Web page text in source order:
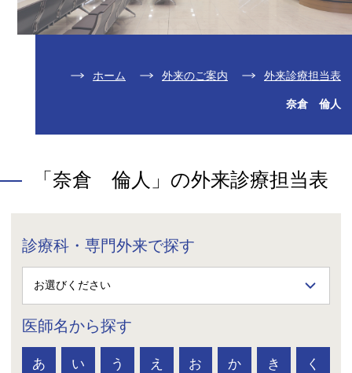
ホーム 外来のご案内 外来診療担当表
奈倉 倫人
「奈倉 倫人」の外来診療担当表
診療科・専門外来で探す
医師名から探す
あ い う え お か き く